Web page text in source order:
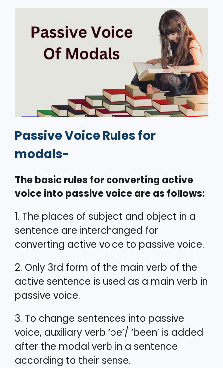
Passive Voice Rules for
modals-
The basic rules for converting active
voice into passive voice are as follows:
1. The places of subject and object in a
sentence are interchanged for
converting active voice to passive voice.
2. Only 3rd form of the main verb of the
active sentence is used as a main verb in
passive voice.
3. To change sentences into passive
voice, auxiliary verb ‘be’/ ‘been’ is added
after the modal verb in a sentence
according to their sense.